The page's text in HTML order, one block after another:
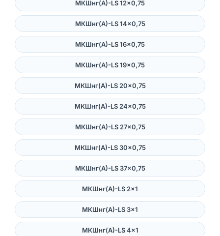
МКШнг(А)-LS 12×0,75
МКШнг(А)-LS 14×0,75
МКШнг(А)-LS 16×0,75
МКШнг(А)-LS 19×0,75
МКШнг(А)-LS 20×0,75
МКШнг(А)-LS 24×0,75
МКШнг(А)-LS 27×0,75
МКШнг(А)-LS 30×0,75
МКШнг(А)-LS 37×0,75
МКШнг(А)-LS 2×1
МКШнг(А)-LS 3×1
МКШнг(А)-LS 4×1